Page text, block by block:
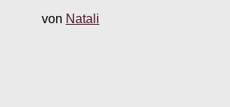
von Natali